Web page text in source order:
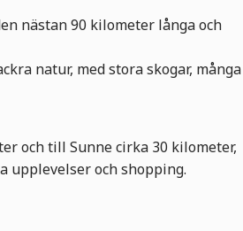
nästan 90 kilometer långa och
natur, med stora skogar, många
och till Sunne cirka 30 kilometer,
upplevelser och shopping.